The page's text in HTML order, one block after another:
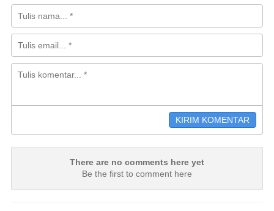
There are no comments here yet
Be the first to comment here